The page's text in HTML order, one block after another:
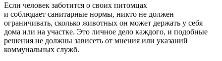
Если человек заботится о своих питомцах
и соблюдает санитарные нормы, никто не должен
ограничивать, сколько животных он может держать у себя
дома или на участке. Это личное дело каждого, и подобные
решения не должны зависеть от мнения или указаний
коммунальных служб.